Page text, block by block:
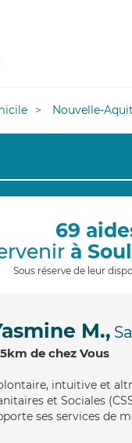
Nouvelle-
69
à
Sous réserve de leur
M.,
de chez Vous
, intuitive et
et Sociales
ses services de